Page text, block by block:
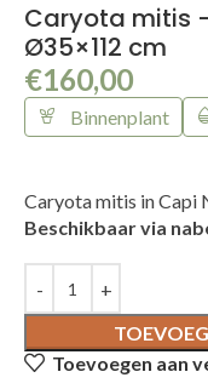
Caryota mitis
Ø35×112 cm
€160,00
Binnenplant
Caryota mitis in Capi
Beschikbaar via
Toevoegen aan